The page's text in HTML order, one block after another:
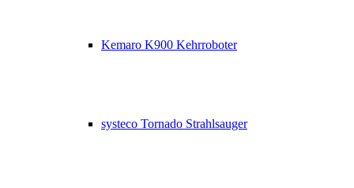
Kemaro K900 Kehrroboter
systeco Tornado Strahlsauger